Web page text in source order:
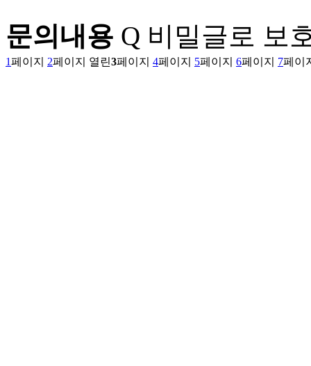
문의내용 Q 비밀글로 보
1페이지 2페이지 열린3페이지 4페이지 5페이지 6페이지 7페이